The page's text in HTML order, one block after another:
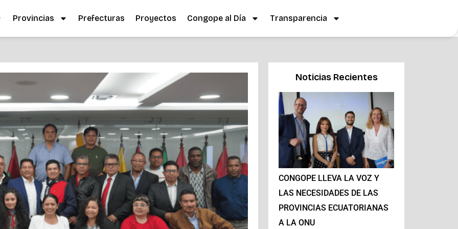
Provincias Prefecturas Proyectos Congope al Día Transparencia
Noticias Recientes
CONGOPE LLEVA LA VOZ Y
LAS NECESIDADES DE LAS
PROVINCIAS ECUATORIANAS
A LA ONU